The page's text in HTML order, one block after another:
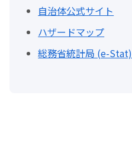
自治体公式サイト
ハザードマップ
総務省統計局 (e-Stat)